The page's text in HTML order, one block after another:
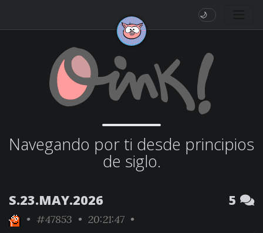
🌙
Navegando por ti desde principios
de siglo.
S.23.MAY.2026 5
• #47853 • 20:21:47 •